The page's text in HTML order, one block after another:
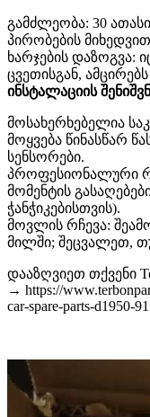
გამძლეობა: 30
პირობების
ხარჯების დაზოგვა:
ცვეთისგან,
ინსტალაციის
მოსახერხებელია
მოყვება წინასწარ
სენსორები.
პროფესიონალური
მომენტის
ჭანჭიკებისთვის).
მოვლის რჩევა:
მილში; შეცვალეთ,
დააზღვიეთ თქვენი
→ https://
car-spare-parts-d1950-